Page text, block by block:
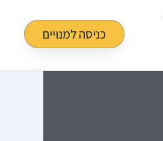
כניסה למנויים